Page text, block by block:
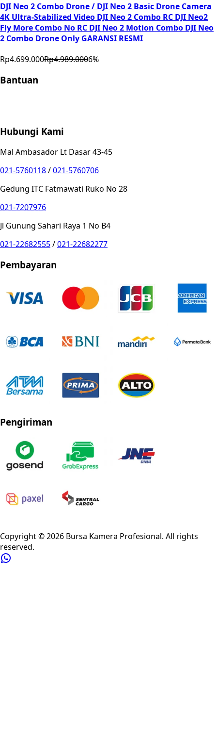
DJI Neo 2 Combo Drone / DJI Neo 2 Basic Drone Camera
4K Ultra-Stabilized Video DJI Neo 2 Combo RC DJI Neo2
Fly More Combo No RC DJI Neo 2 Motion Combo DJI Neo
2 Combo Drone Only GARANSI RESMI
Rp4.699.000Rp4.989.0006%
Bantuan
Hubungi Kami
Mal Ambasador Lt Dasar 43-45
021-5760118/021-5760706
Gedung ITC Fatmawati Ruko No 28
021-7207976
Jl Gunung Sahari Raya 1 No B4
021-22682555/021-22682277
Pembayaran
Pengiriman
Copyright ©2026 Bursa Kamera Profesional. All rights
reserved.